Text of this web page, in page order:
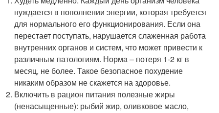
нуждается в пополнении энергии, которая требуется
для нормального его функционирования. Если она
перестает поступать, нарушается слаженная работа
внутренних органов и систем, что может привести к
различным патологиям. Норма – потеря 1-2 кг в
месяц, не более. Такое безопасное похудение
никаким образом не скажется на здоровье.
Включить в рацион питания полезные жиры
(ненасыщенные): рыбий жир, оливковое масло,